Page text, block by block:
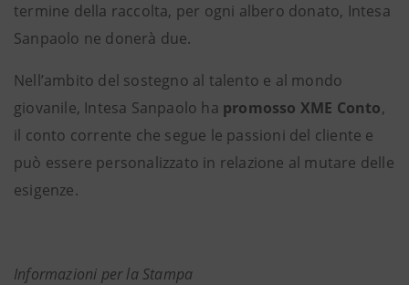
termine della raccolta, per ogni albero donato, Intesa
Sanpaolo ne donerà due.
Nell’ambito del sostegno al talento e al mondo
giovanile, Intesa Sanpaolo ha promosso XME Conto,
il conto corrente che segue le passioni del cliente e
può essere personalizzato in relazione al mutare delle
esigenze.
Informazioni per la Stampa